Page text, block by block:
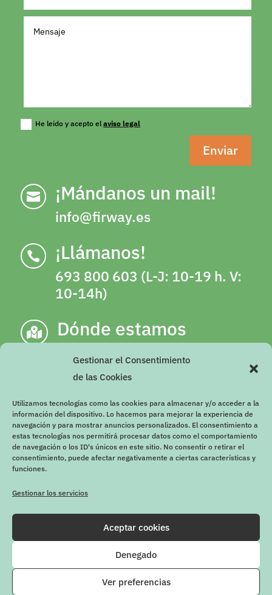
Gestionar el Consentimiento
de las Cookies
Utilizamos tecnologías como las cookies para almacenar y/o acceder a la
información del dispositivo. Lo hacemos para mejorar la experiencia de
navegación y para mostrar anuncios personalizados. El consentimiento a
estas tecnologías nos permitirá procesar datos como el comportamiento
de navegación o los ID's únicos en este sitio. No consentir o retirar el
consentimiento, puede afectar negativamente a ciertas características y
funciones.
Gestionar los servicios
Aceptar cookies
Denegado
Ver preferencias
He leido y acepto el aviso legal
Enviar
 ¡Mándanos un mail!
info@firway.es
 ¡Llámanos!
693 800 603 (L-J: 10-19 h. V:
10-14h)
 Dónde estamos
Imprescindible cita previa
Aviso Legal
política proteccion datos|Política de Cookies